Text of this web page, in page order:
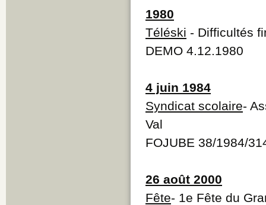
1980
Téléski - Difficultés
DEMO 4.12.1980
4 juin 1984
Syndicat scolaire-
Val
FOJUBE 38/1984/
26 août 2000
Fête- 1e Fête du